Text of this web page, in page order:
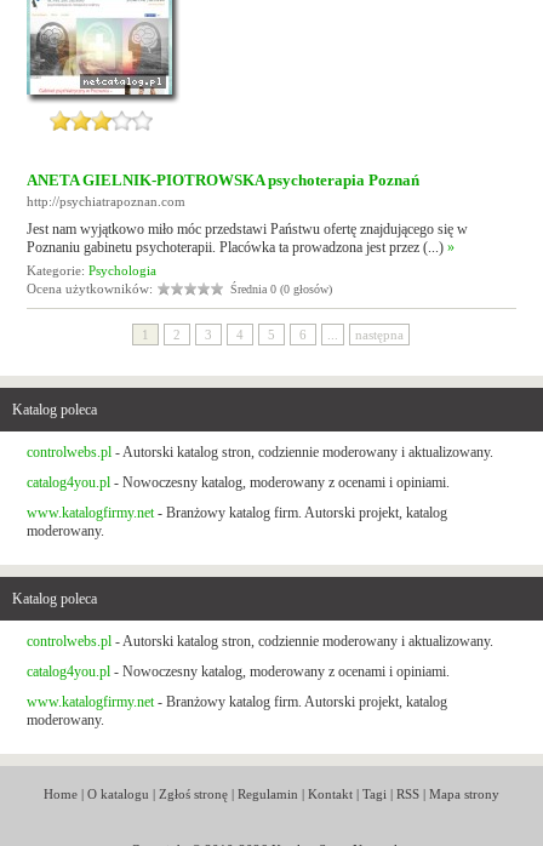
ANETA GIELNIK-PIOTROWSKA psychoterapia Poznań
http://psychiatrapoznan.com
Jest nam wyjątkowo miło móc przedstawi Państwu ofertę znajdującego się w
Poznaniu gabinetu psychoterapii. Placówka ta prowadzona jest przez (...)»
Kategorie:Psychologia
Ocena użytkowników:
Średnia 0 (0 głosów)
1 2 3 4 5 6 następna
Katalog poleca
controlwebs.pl - Autorski katalog stron, codziennie moderowany i aktualizowany.
catalog4you.pl - Nowoczesny katalog, moderowany z ocenami i opiniami.
www.katalogfirmy.net - Branżowy katalog firm. Autorski projekt, katalog
moderowany.
Katalog poleca
controlwebs.pl - Autorski katalog stron, codziennie moderowany i aktualizowany.
catalog4you.pl - Nowoczesny katalog, moderowany z ocenami i opiniami.
www.katalogfirmy.net - Branżowy katalog firm. Autorski projekt, katalog
moderowany.
Home| O katalogu | Zgłoś stronę| Regulamin | Kontakt| Tagi | RSS| Mapa strony